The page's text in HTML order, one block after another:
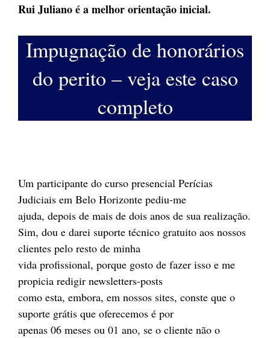
Rui Juliano é a melhor orientação inicial.
Impugnação de honorários
do perito – veja este caso
completo
Um participante do curso presencial Perícias
Judiciais em Belo Horizonte pediu-me
ajuda, depois de mais de dois anos de sua realização.
Sim, dou e darei suporte técnico gratuito aos nossos
clientes pelo resto de minha
vida profissional, porque gosto de fazer isso e me
propicia redigir newsletters-posts
como esta, embora, em nossos sites, conste que o
suporte grátis que oferecemos é por
apenas 06 meses ou 01 ano, se o cliente não o